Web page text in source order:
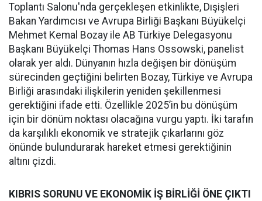
Toplantı Salonu'nda gerçekleşen etkinlikte, Dışişleri
Bakan Yardımcısı ve Avrupa Birliği Başkanı Büyükelçi
Mehmet Kemal Bozay ile AB Türkiye Delegasyonu
Başkanı Büyükelçi Thomas Hans Ossowski, panelist
olarak yer aldı. Dünyanın hızla değişen bir dönüşüm
sürecinden geçtiğini belirten Bozay, Türkiye ve Avrupa
Birliği arasındaki ilişkilerin yeniden şekillenmesi
gerektiğini ifade etti. Özellikle 2025’in bu dönüşüm
için bir dönüm noktası olacağına vurgu yaptı. İki tarafın
da karşılıklı ekonomik ve stratejik çıkarlarını göz
önünde bulundurarak hareket etmesi gerektiğinin
altını çizdi.
KIBRIS SORUNU VE EKONOMİK İŞ BİRLİĞİ ÖNE ÇIKTI